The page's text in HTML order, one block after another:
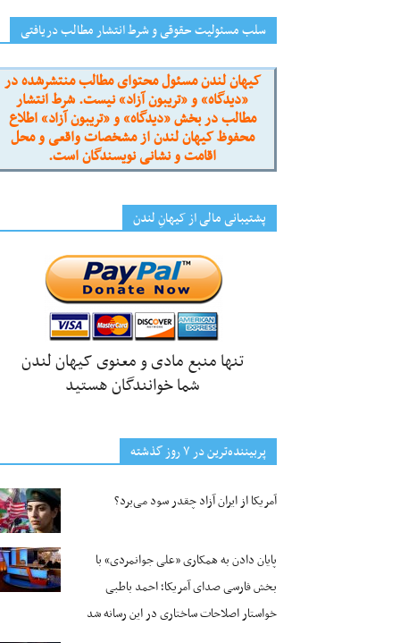
سلب مسئولیت حقوقی و شرط انتشار مطالب دریافتی
کیهان لندن مسئول محتوای مطالب منتشرشده در
«دیدگاه» و «تریبون آزاد» نیست. شرط انتشار
مطالب در بخش «دیدگاه» و «تریبون آزاد» اطلاع
محفوظ کیهان لندن از مشخصات واقعی و محل
اقامت و نشانی نویسندگان است.
پشتیبانی مالی از کیهانِ لندن
تنها منبع مادی و معنوی کیهان لندن
شما خوانندگان هستید
پربیننده‌ترین‌ در ۷ روز گذشته
آمریکا از ایران آزاد چقدر سود می‌برد؟
پایان دادن به همکاری «علی جوانمردی» با
بخش فارسی صدای آمریکا؛ احمد باطبی
خواستار اصلاحات ساختاری در این رسانه شد